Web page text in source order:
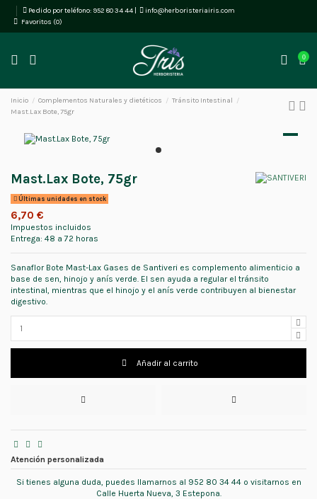
Pedido por teléfono: 952 80 34 44
info@herboristeriairis.com
Favoritos (0)
0
Inicio Complementos Naturales y dietéticos
Tránsito Intestinal
Mast.Lax Bote, 75gr
Mast.Lax Bote, 75gr
Últimas unidades en stock
6,70 €
Impuestos incluidos
Entrega: 48 a 72 horas
Sanaflor Bote Mast-Lax Gases de Santiveri es complemento alimenticio a
base de sen, hinojo y anís verde. El sen ayuda a regular el tránsito
intestinal, mientras que el hinojo y el anís verde contribuyen al bienestar
digestivo.
Añadir al carrito
Atención personalizada
Si tienes alguna duda, puedes llamarnos al 952 80 34 44 o visitarnos en
Calle Huerta Nueva, 3 Estepona.